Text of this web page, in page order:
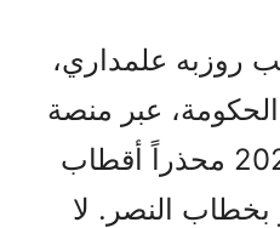
روزبه علمداري،
عبر منصة
إكس في 8 أبريل 2026 محذراً أقطاب
بخطاب النصر. لا